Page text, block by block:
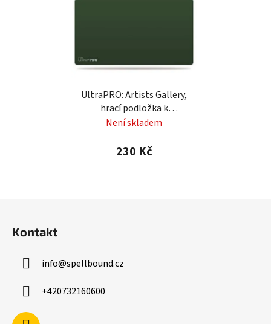
UltraPRO: Artists Gallery,
hrací podložka k
dokreslení - zelená
Není skladem
230 Kč
Kontakt
info@spellbound.cz
+420732160600